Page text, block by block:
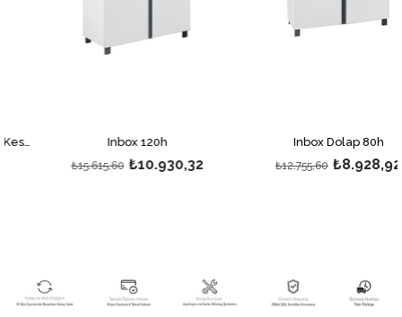
Quatro Çekmeceli Hareketli Keson Inbox 120h
₺10.930,32
₺15.615,60
Inbox Dolap 80h
₺8.928,92
₺12.755,60